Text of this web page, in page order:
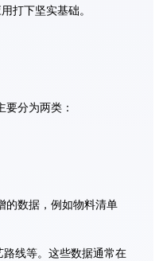
打下坚实基础。
分为两类：
的数据，例如物料清单
路线等。这些数据通常在